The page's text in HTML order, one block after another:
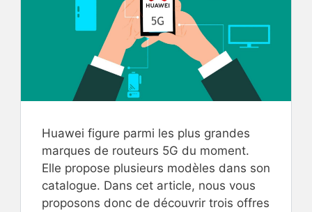
Huawei figure parmi les plus grandes
marques de routeurs 5G du moment.
Elle propose plusieurs modèles dans son
catalogue. Dans cet article, nous vous
proposons donc de découvrir trois offres